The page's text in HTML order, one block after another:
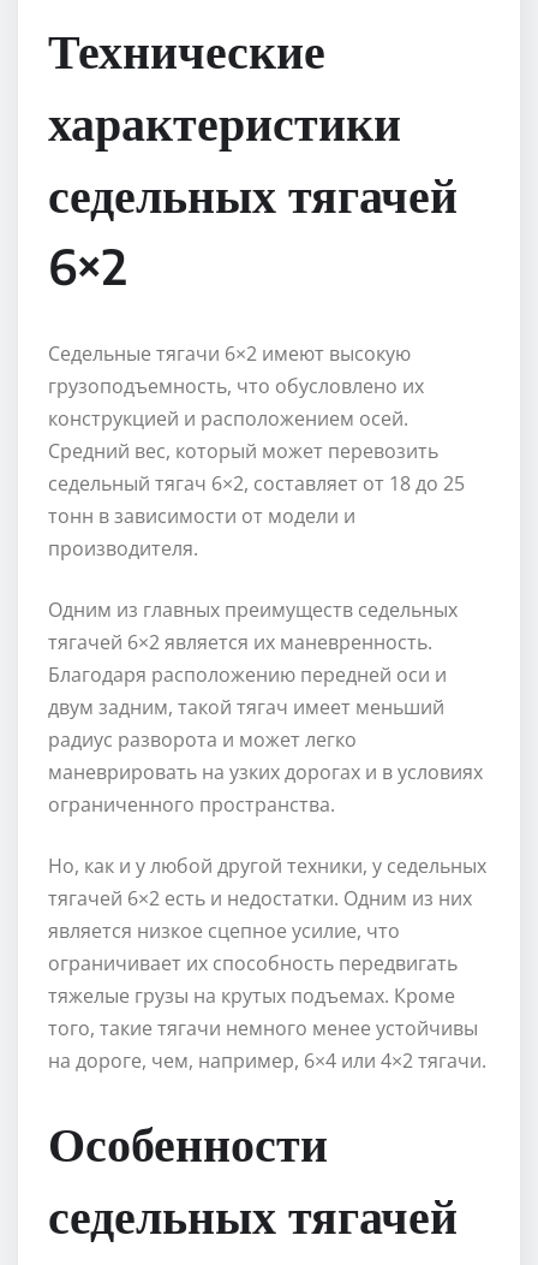
Технические
характеристики
седельных тягачей
6×2
Седельные тягачи 6×2 имеют высокую
грузоподъемность, что обусловлено их
конструкцией и расположением осей.
Средний вес, который может перевозить
седельный тягач 6×2, составляет от 18 до 25
тонн в зависимости от модели и
производителя.
Одним из главных преимуществ седельных
тягачей 6×2 является их маневренность.
Благодаря расположению передней оси и
двум задним, такой тягач имеет меньший
радиус разворота и может легко
маневрировать на узких дорогах и в условиях
ограниченного пространства.
Но, как и у любой другой техники, у седельных
тягачей 6×2 есть и недостатки. Одним из них
является низкое сцепное усилие, что
ограничивает их способность передвигать
тяжелые грузы на крутых подъемах. Кроме
того, такие тягачи немного менее устойчивы
на дороге, чем, например, 6×4 или 4×2 тягачи.
Особенности
седельных тягачей